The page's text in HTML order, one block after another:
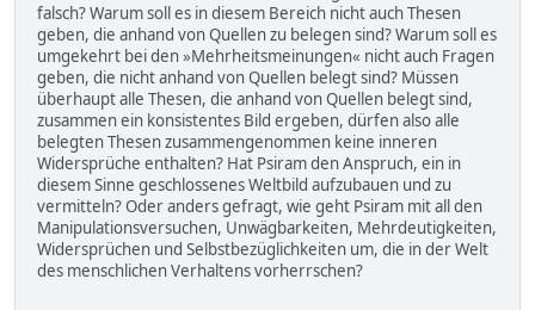
falsch? Warum soll es in diesem Bereich nicht auch Thesen
geben, die anhand von Quellen zu belegen sind? Warum soll es
umgekehrt bei den »Mehrheitsmeinungen« nicht auch Fragen
geben, die nicht anhand von Quellen belegt sind? Müssen
überhaupt alle Thesen, die anhand von Quellen belegt sind,
zusammen ein konsistentes Bild ergeben, dürfen also alle
belegten Thesen zusammengenommen keine inneren
Widersprüche enthalten? Hat Psiram den Anspruch, ein in
diesem Sinne geschlossenes Weltbild aufzubauen und zu
vermitteln? Oder anders gefragt, wie geht Psiram mit all den
Manipulationsversuchen, Unwägbarkeiten, Mehrdeutigkeiten,
Widersprüchen und Selbstbezüglichkeiten um, die in der Welt
des menschlichen Verhaltens vorherrschen?